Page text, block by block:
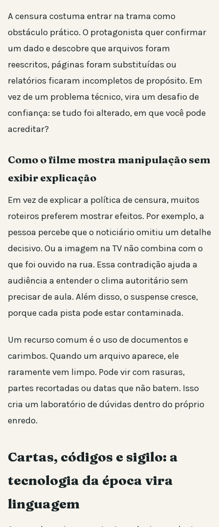
A censura costuma entrar na trama como
obstáculo prático. O protagonista quer confirmar
um dado e descobre que arquivos foram
reescritos, páginas foram substituídas ou
relatórios ficaram incompletos de propósito. Em
vez de um problema técnico, vira um desafio de
confiança: se tudo foi alterado, em que você pode
acreditar?
Como o filme mostra manipulação sem
exibir explicação
Em vez de explicar a política de censura, muitos
roteiros preferem mostrar efeitos. Por exemplo, a
pessoa percebe que o noticiário omitiu um detalhe
decisivo. Ou a imagem na TV não combina com o
que foi ouvido na rua. Essa contradição ajuda a
audiência a entender o clima autoritário sem
precisar de aula. Além disso, o suspense cresce,
porque cada pista pode estar contaminada.
Um recurso comum é o uso de documentos e
carimbos. Quando um arquivo aparece, ele
raramente vem limpo. Pode vir com rasuras,
partes recortadas ou datas que não batem. Isso
cria um laboratório de dúvidas dentro do próprio
enredo.
Cartas, códigos e sigilo: a
tecnologia da época vira
linguagem